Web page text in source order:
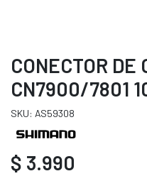
CONECTOR DE
CN7900/7801
SKU: AS59308
$ 3.990